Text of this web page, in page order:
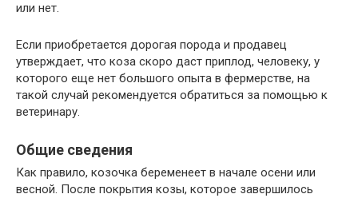
или нет.
Если приобретается дорогая порода и продавец
утверждает, что коза скоро даст приплод, человеку, у
которого еще нет большого опыта в фермерстве, на
такой случай рекомендуется обратиться за помощью к
ветеринару.
Общие сведения
Как правило, козочка беременеет в начале осени или
весной. После покрытия козы, которое завершилось